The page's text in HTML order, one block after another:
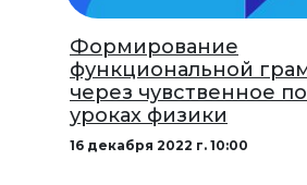
Формирование
функциональной
через чувственное
уроках физики
16 декабря 2022 г. 10:00